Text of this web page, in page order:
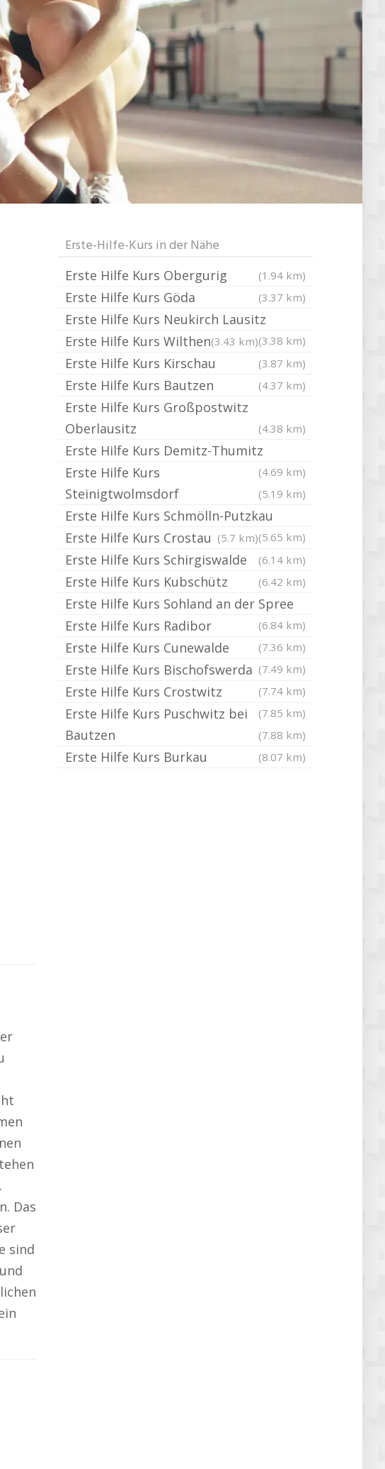
Das
sind
Erste-Hilfe-Kurs in der Nähe
Erste Hilfe Kurs Obergurig (1.94 km)
Erste Hilfe Kurs Göda (3.37 km)
Erste Hilfe Kurs Neukirch Lausitz
(3.38 km)
Erste Hilfe Kurs Wilthen(3.43 km)
Erste Hilfe Kurs Kirschau (3.87 km)
Erste Hilfe Kurs Bautzen (4.37 km)
Erste Hilfe Kurs Großpostwitz
Oberlausitz
(4.38 km)
Erste Hilfe Kurs Demitz-Thumitz
(4.69 km)
Erste Hilfe Kurs
Steinigtwolmsdorf
(5.19 km)
Erste Hilfe Kurs Schmölln-Putzkau
(5.65 km)
Erste Hilfe Kurs Crostau (5.7 km)
Erste Hilfe Kurs Schirgiswalde (6.14 km)
Erste Hilfe Kurs Kubschütz (6.42 km)
Erste Hilfe Kurs Sohland an der Spree
(6.84 km)
Erste Hilfe Kurs Radibor
(7.36 km)
Erste Hilfe Kurs Cunewalde
(7.49 km)
Erste Hilfe Kurs Bischofswerda
(7.74 km)
Erste Hilfe Kurs Crostwitz
(7.85 km)
Erste Hilfe Kurs Puschwitz bei
Bautzen
(7.88 km)
Erste Hilfe Kurs Burkau (8.07 km)